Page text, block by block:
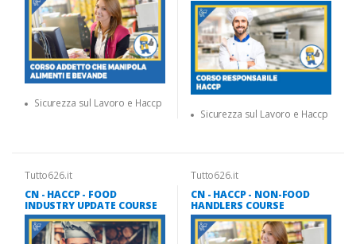
Sicurezza sul Lavoro e Haccp
Sicurezza sul Lavoro e Haccp
Tutto626.it
CN - HACCP - FOOD
INDUSTRY UPDATE COURSE
Tutto626.it
CN - HACCP - NON-FOOD
HANDLERS COURSE